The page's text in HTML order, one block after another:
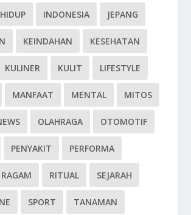
HIDUP INDONESIA JEPANG
KEINDAHAN KESEHATAN
KULINER KULIT LIFESTYLE
MANFAAT MENTAL MITOS
OLAHRAGA OTOMOTIF
PENYAKIT PERFORMA
RAGAM RITUAL SEJARAH
SPORT TANAMAN